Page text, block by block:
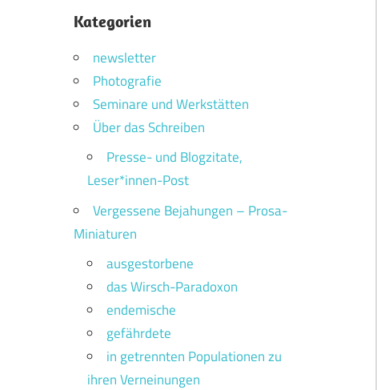
Kategorien
newsletter
Photografie
Seminare und Werkstätten
Über das Schreiben
Presse- und Blogzitate,
Leser*innen-Post
Vergessene Bejahungen – Prosa-
Miniaturen
ausgestorbene
das Wirsch-Paradoxon
endemische
gefährdete
in getrennten Populationen zu
ihren Verneinungen